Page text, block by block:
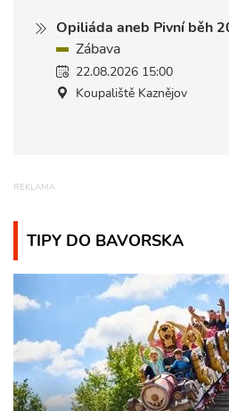
Opiliáda aneb Pivní běh
Zábava
22.08.2026 15:00
Koupaliště Kaznějov
TIPY DO BAVORSKA